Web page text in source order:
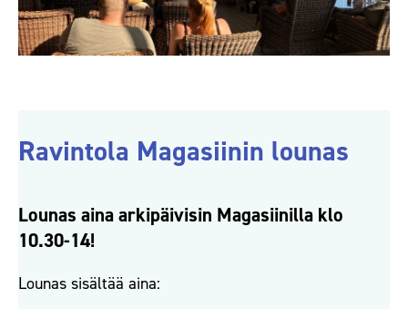
Ravintola Magasiinin lounas
Lounas aina arkipäivisin Magasiinilla klo
10.30-14!
Lounas sisältää aina: